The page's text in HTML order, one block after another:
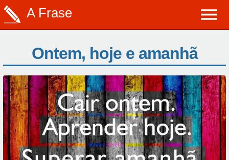
A Frase
Ontem, hoje e amanhã